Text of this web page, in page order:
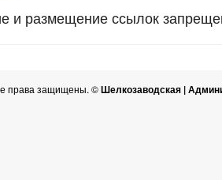
и размещение ссылок
права защищены. ©Шелкозаводская |